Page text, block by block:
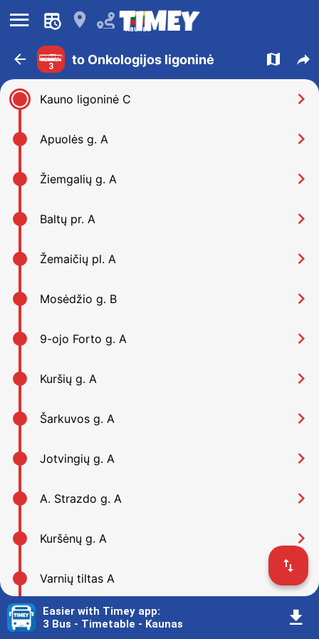
󰍜 󰍎 Kaunas
󰁍 3 to Onkologijos ligoninė 󰍍 󰒖
Kauno ligoninė C 󰅂
Apuolės g. A 󰅂
Žiemgalių g. A 󰅂
Baltų pr. A 󰅂
Žemaičių pl. A 󰅂
Mosėdžio g. B 󰅂
9-ojo Forto g. A 󰅂
Kuršių g. A 󰅂
Šarkuvos g. A 󰅂
Jotvingių g. A 󰅂
A. Strazdo g. A 󰅂
Kuršėnų g. A 󰅂
Varnių tiltas A 󰅂
Juozo Gruodžio namai A 󰅂
󰓢
Easier with Timey app:
3 Bus - Timetable - Kaunas
󰇚